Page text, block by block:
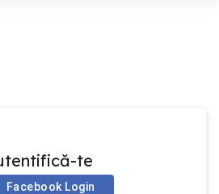
te
Facebook Login